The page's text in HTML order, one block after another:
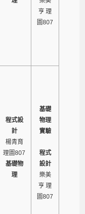
亨 理
圖807
程式設
計
楊青育
理圖807
基礎物
理
基礎
物理
實驗
程式
設計
樂美
亨 理
圖807